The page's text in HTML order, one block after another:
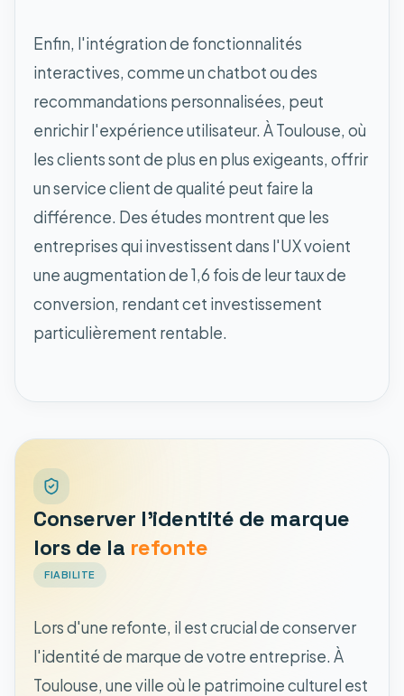
Enfin, l'intégration de fonctionnalités
interactives, comme un chatbot ou des
recommandations personnalisées, peut
enrichir l'expérience utilisateur. À Toulouse, où
les clients sont de plus en plus exigeants, offrir
un service client de qualité peut faire la
différence. Des études montrent que les
entreprises qui investissent dans l'UX voient
une augmentation de 1,6 fois de leur taux de
conversion, rendant cet investissement
particulièrement rentable.
Conserver l'identité de marque
lors de la refonte
FIABILITE
Lors d'une refonte, il est crucial de conserver
l'identité de marque de votre entreprise. À
Toulouse, une ville où le patrimoine culturel est